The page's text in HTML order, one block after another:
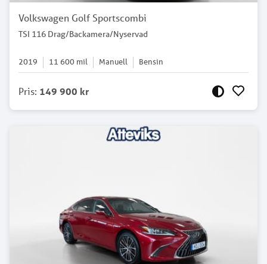
Volkswagen Golf Sportscombi
TSI 116 Drag/Backamera/Nyservad
2019 11 600 mil Manuell Bensin
Pris: 149 900 kr